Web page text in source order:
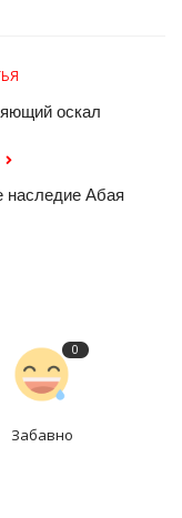
оскал
наследие Абая
0
Забавно